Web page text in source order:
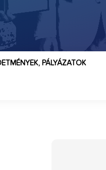
PÁLYÁZATOK